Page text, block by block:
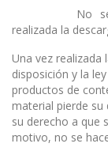
No
realizada la
Una vez realizada
disposición y la
productos de
material pierde su
su derecho a que
motivo, no se